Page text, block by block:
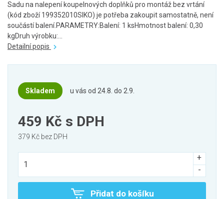
Sadu na nalepení koupelnových doplňků pro montáž bez vrtání
(kód zboží 199352010SIKO) je potřeba zakoupit samostatně, není
součástí balení.PARAMETRY:Balení: 1 ksHmotnost balení: 0,30
kgDruh výrobku:...
Detailní popis
Skladem u vás od 24.8. do 2.9.
459 Kč s DPH
379 Kč bez DPH
Přidat do košíku